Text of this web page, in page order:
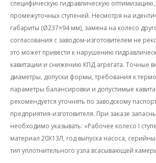
специфическую гидравлическую
промежуточных ступеней. Несмотря на
габариты (Ø237×94 мм), замена на колесо
согласования с заводом-изготовителем не
это может привести к нарушению
кавитации и снижению КПД агрегата. Точные
диаметры, допуски формы, требования к
параметры балансировки и допустимые
рекомендуется уточнять по заводскому
предприятия-изготовителя. При заказе
необходимо указывать: «Рабочее колесо I
материал 20Х13Л, год выпуска насоса,
тип уплотнительного узла всасывающей